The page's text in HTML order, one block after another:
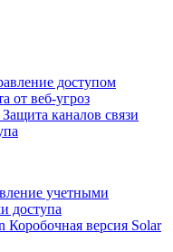
доступом
от веб-угроз
Защита каналов связи
учетными
доступа
Коробочная версия Solar